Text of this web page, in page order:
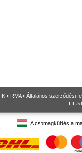
• RMA• Általános szerződési
A csomagküldés a